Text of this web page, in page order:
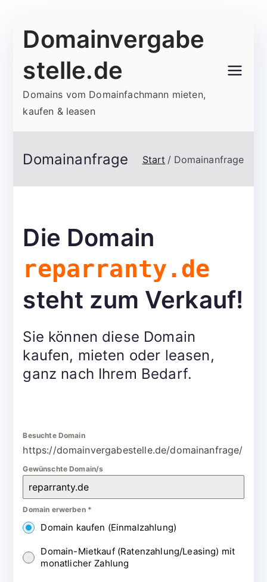
Inhalt
Domainvergabe
stelle.de
Domains vom Domainfachmann mieten,
kaufen & leasen
Domainanfrage Start Domainanfrage
Die Domain
reparranty.de
steht zum Verkauf!
Sie können diese Domain
kaufen, mieten oder leasen,
ganz nach Ihrem Bedarf.
Besuchte Domain
https://domainvergabestelle.de/domainanfrage/
Gewünschte Domain/s
Domain erwerben *
Domain kaufen (Einmalzahlung)
Domain-Mietkauf (Ratenzahlung/Leasing) mit
monatlicher Zahlung